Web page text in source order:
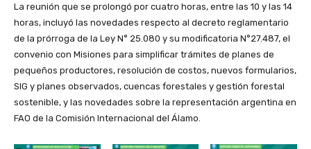
La reunión que se prolongó por cuatro horas, entre las 10 y las 14
horas, incluyó las novedades respecto al decreto reglamentario
de la prórroga de la Ley N° 25.080 y su modificatoria N°27.487, el
convenio con Misiones para simplificar trámites de planes de
pequeños productores, resolución de costos, nuevos formularios,
SIG y planes observados, cuencas forestales y gestión forestal
sostenible, y las novedades sobre la representación argentina en
FAO de la Comisión Internacional del Álamo.